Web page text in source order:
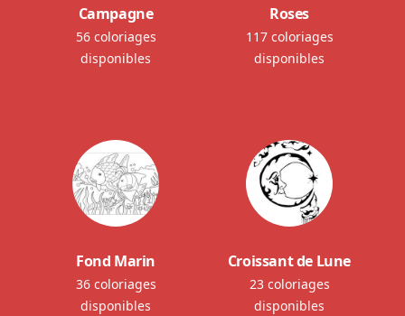
Campagne
56 coloriages
disponibles
Roses
117 coloriages
disponibles
Fond Marin
36 coloriages
disponibles
Croissant de Lune
23 coloriages
disponibles